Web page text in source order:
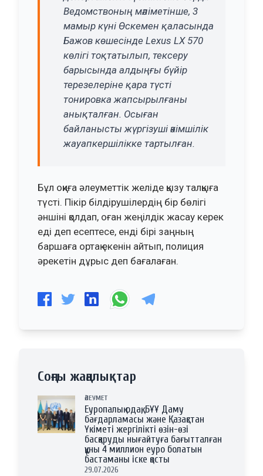
Ведомствоның мәліметінше, 3
мамыр күні Өскемен қаласында
Бажов көшесінде Lexus LX 570
көлігі тоқтатылып, тексеру
барысында алдыңғы бүйір
терезелеріне қара түсті
тонировка жапсырылғаны
анықталған. Осыған
байланысты жүргізуші әкімшілік
жауапкершілікке тартылған.
Бұл оқиға әлеуметтік желіде қызу талқыға
түсті. Пікір білдірушілердің бір бөлігі
әншіні қолдап, оған жеңілдік жасау керек
еді деп есептесе, енді бірі заңның
баршаға ортақ екенін айтып, полиция
әрекетін дұрыс деп бағалаған.
Соңғы жаңалықтар
ӘЛЕУМЕТ
Еуропалық одақ, БҰҰ Даму
бағдарламасы және Қазақстан
Үкіметі жергілікті өзін-өзі
басқаруды нығайтуға бағытталған
құны 4 миллион еуро болатын
бастаманы іске қосты
29.07.2026